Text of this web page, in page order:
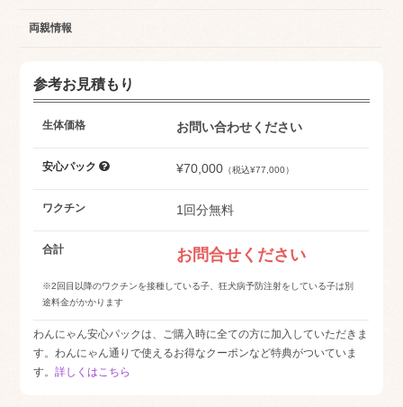
両親情報
参考お見積もり
生体価格 お問い合わせください
安心パック ¥70,000 （税込¥77,000）
ワクチン 1回分無料
合計 お問合せください
※2回目以降のワクチンを接種している子、狂犬病予防注射をしている子は別
途料金がかかります
わんにゃん安心パックは、ご購入時に全ての方に加入していただきま
す。わんにゃん通りで使えるお得なクーポンなど特典がついていま
す。詳しくはこちら